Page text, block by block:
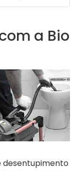
a Bio
desentupimento